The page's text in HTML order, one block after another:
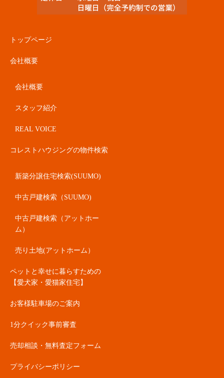
トップページ
会社概要
会社概要
スタッフ紹介
REAL VOICE
コレストハウジングの物件検索
新築分譲住宅検索(SUUMO)
中古戸建検索（SUUMO)
中古戸建検索（アットホー
ム）
売り土地(アットホーム）
ペットと幸せに暮らすための
【愛犬家・愛猫家住宅】
お客様駐車場のご案内
1分クイック事前審査
売却相談・無料査定フォーム
プライバシーポリシー